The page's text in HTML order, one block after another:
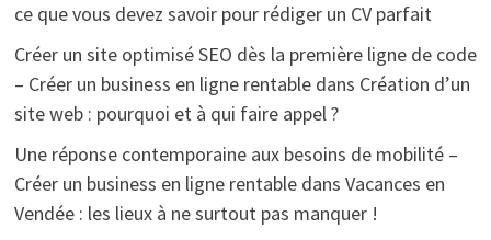
ce que vous devez savoir pour rédiger un CV parfait
Créer un site optimisé SEO dès la première ligne de code
– Créer un business en ligne rentabledans Création d’un
site web : pourquoi et à qui faire appel ?
Une réponse contemporaine aux besoins de mobilité –
Créer un business en ligne rentabledans Vacances en
Vendée : les lieux à ne surtout pas manquer !